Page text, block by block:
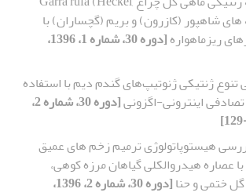
های شاهپور (کازرون) و بریم (گچساران) با
ریزماهواره
[دوره 30، شماره 1، 1396،
ژنتیکی ژنوتیپ‌های گندم دیم با استفاده
اینترونی-اگزونی
[دوره 30، شماره 2،
هیستوپاتولوژی ترمیم زخم های عمیق
عصاره هیدروالکلی گیاهان مرزه کوهی،
ختمی و حنا
[دوره 30، شماره 2، 1396،